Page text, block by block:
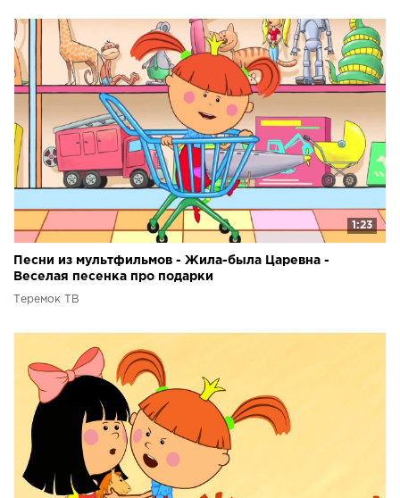
1:23
Песни из мультфильмов - Жила-была Царевна -
Веселая песенка про подарки
Теремок ТВ